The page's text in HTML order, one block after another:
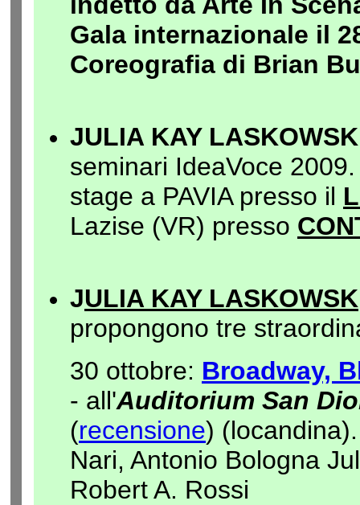
Gala internazionale il
Coreografia di Brian
JULIA KAY
seminari IdeaVoce
stage a PAVIA presso il
Lazise (VR) presso
JULIA KAY LASKOWSK
propongono tre
30 ottobre: Broadway,
- all'Auditorium San
(recensione)
Nari, Antonio Bologna
Robert A. Rossi